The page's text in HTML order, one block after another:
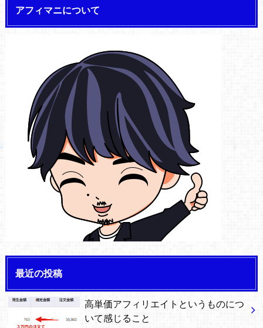
アフィマニについて
最近の投稿
高単価アフィリエイトというものにつ
いて感じること